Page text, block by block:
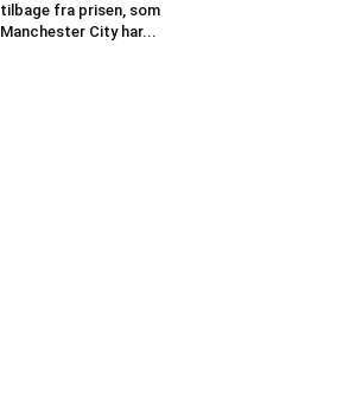
tilbage fra prisen, som
Manchester City har...